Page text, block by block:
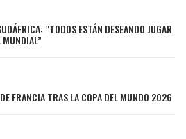
“TODOS ESTÁN DESEANDO JUGAR
MUNDIAL”
FRANCIA TRAS LA COPA DEL MUNDO 2026